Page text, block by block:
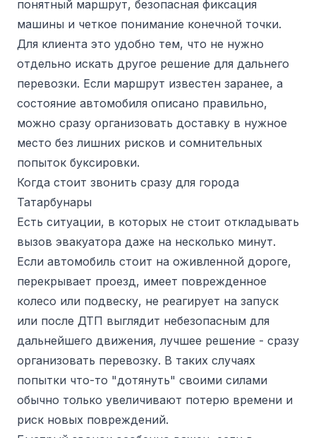
понятный маршрут, безопасная фиксация
машины и четкое понимание конечной точки.
Для клиента это удобно тем, что не нужно
отдельно искать другое решение для дальнего
перевозки. Если маршрут известен заранее, а
состояние автомобиля описано правильно,
можно сразу организовать доставку в нужное
место без лишних рисков и сомнительных
попыток буксировки.
Когда стоит звонить сразу для города
Татарбунары
Есть ситуации, в которых не стоит откладывать
вызов эвакуатора даже на несколько минут.
Если автомобиль стоит на оживленной дороге,
перекрывает проезд, имеет поврежденное
колесо или подвеску, не реагирует на запуск
или после ДТП выглядит небезопасным для
дальнейшего движения, лучшее решение - сразу
организовать перевозку. В таких случаях
попытки что-то "дотянуть" своими силами
обычно только увеличивают потерю времени и
риск новых повреждений.